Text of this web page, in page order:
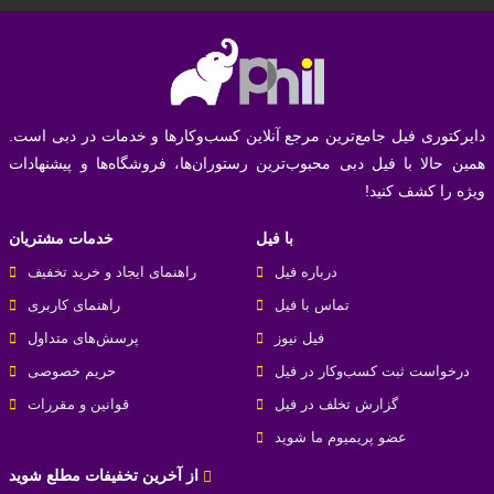
پیتزا پپرونی ایران زمینانتخابی عالی برای یک وعده خوشمزه و
«برای تجربه طعم‌های ناب ایرانی، تنها در فیل جستجو کنید. بهترین
خدمات مشتریان
راهنمای ایجاد و خرید تخفیف
راهنمای کاربری
پرسش‌های متداول
حریم خصوصی
قوانین و مقررات
با فیل
درباره فیل
تماس با فیل
فیل نیوز
درخواست ثبت کسب‌و‌کار در فیل
گزارش تخلف در فیل
عضو پریمیوم ما شوید
دایرکتوری فیل جامع‌ترین مرجع آنلاین کسب‌وکارها و خدمات در دبی است.
همین حالا با فیل دبی محبوب‌ترین رستوران‌ها، فروشگاه‌ها و پیشنهادات
ویژه را کشف کنید!